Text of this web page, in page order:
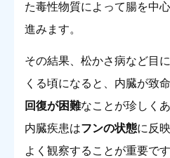
た毒性物質によって腸を中
進みます。
その結果、松かさ病など目
くる頃になると、内臓が致
回復が困難なことが珍しく
内臓疾患はフンの状態に反
よく観察することが重要です